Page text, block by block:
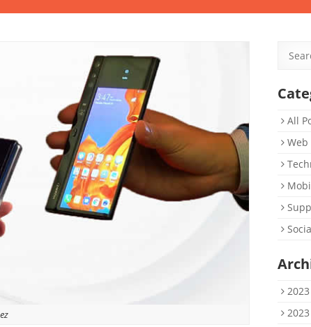
All
Web
2023
2023